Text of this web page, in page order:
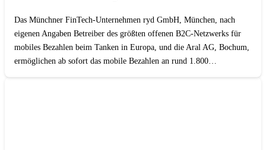
Das Münchner FinTech-Unternehmen ryd GmbH, München, nach
eigenen Angaben Betreiber des größten offenen B2C-Netzwerks für
mobiles Bezahlen beim Tanken in Europa, und die Aral AG, Bochum,
ermöglichen ab sofort das mobile Bezahlen an rund 1.800…